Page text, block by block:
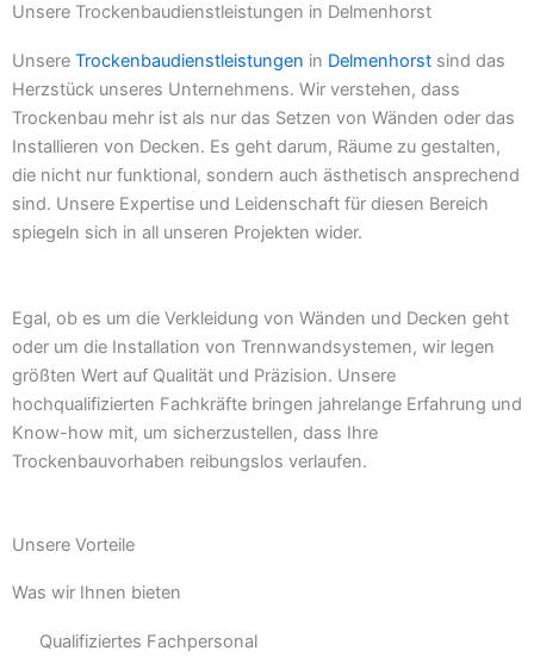
Unsere Trockenbaudienstleistungen in Delmenhorst
Unsere Trockenbaudienstleistungen in Delmenhorst sind das
Herzstück unseres Unternehmens. Wir verstehen, dass
Trockenbau mehr ist als nur das Setzen von Wänden oder das
Installieren von Decken. Es geht darum, Räume zu gestalten,
die nicht nur funktional, sondern auch ästhetisch ansprechend
sind. Unsere Expertise und Leidenschaft für diesen Bereich
spiegeln sich in all unseren Projekten wider.
Egal, ob es um die Verkleidung von Wänden und Decken geht
oder um die Installation von Trennwandsystemen, wir legen
größten Wert auf Qualität und Präzision. Unsere
hochqualifizierten Fachkräfte bringen jahrelange Erfahrung und
Know-how mit, um sicherzustellen, dass Ihre
Trockenbauvorhaben reibungslos verlaufen.
Unsere Vorteile
Was wir Ihnen bieten
Qualifiziertes Fachpersonal